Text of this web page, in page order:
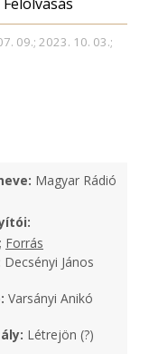
09.; 2023. 10. 03.;
Magyar Rádió
Forrás
Decsényi János
Varsányi Anikó
Létrejön (?)